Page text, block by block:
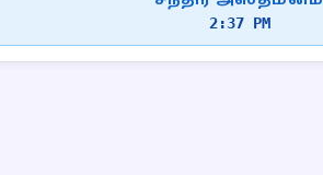
2:37 PM